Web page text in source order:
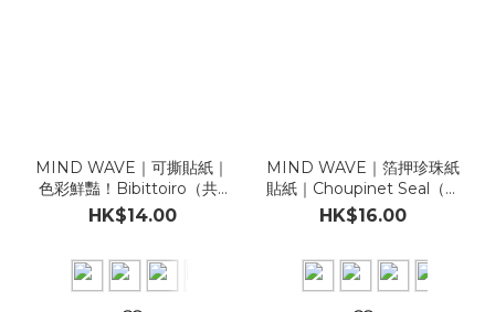
MIND WAVE｜可撕貼紙｜
色彩鮮豔！Bibittoiro（共6
款）
HK$14.00
MIND WAVE｜箔押珍珠紙
貼紙｜Choupinet Seal（共
4款）
HK$16.00